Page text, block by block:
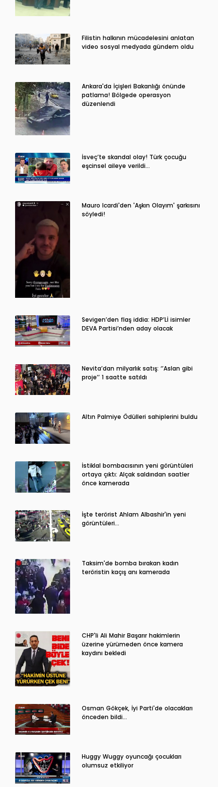
Filistin halkının mücadelesini anlatan
video sosyal medyada gündem oldu
Ankara'da İçişleri Bakanlığı önünde
patlama! Bölgede operasyon
düzenlendi
İsveç’te skandal olay! Türk çocuğu
eşcinsel aileye verildi…
Mauro Icardi'den 'Aşkın Olayım' şarkısını
söyledi!
Sevigen’den flaş iddia: HDP’Lİ isimler
DEVA Partisi’nden aday olacak
Nevita’dan milyarlık satış: ‘’Aslan gibi
proje’’ 1 saatte satıldı
Altın Palmiye Ödülleri sahiplerini buldu
İstiklal bombacısının yeni görüntüleri
ortaya çıktı: Alçak saldırıdan saatler
önce kamerada
İşte terörist Ahlam Albashir'in yeni
görüntüleri…
Taksim'de bomba bırakan kadın
teröristin kaçış anı kamerada
CHP'li Ali Mahir Başarır hakimlerin
üzerine yürümeden önce kamera
kaydını bekledi
Osman Gökçek, İyi Parti'de olacakları
önceden bildi...
Huggy Wuggy oyuncağı çocukları
olumsuz etkiliyor